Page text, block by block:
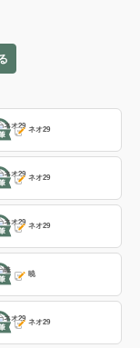
ネオ29
ネオ29
ネオ29
暁
ネオ29